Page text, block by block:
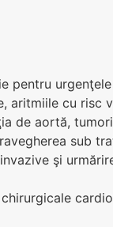
pentru
aritmiile cu
de aortă,
sub
şi